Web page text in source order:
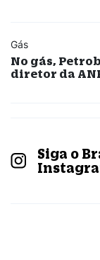
Gás
No gás,
diretor da
Siga o